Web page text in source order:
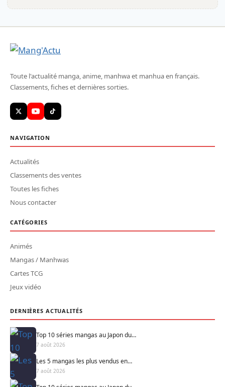
Toute l'actualité manga, anime, manhwa et manhua en français.
Classements, fiches et dernières sorties.
NAVIGATION
Actualités
Classements des ventes
Toutes les fiches
Nous contacter
CATÉGORIES
Animés
Mangas / Manhwas
Cartes TCG
Jeux vidéo
DERNIÈRES ACTUALITÉS
Top 10 séries mangas au Japon du…
7 août 2026
Les 5 mangas les plus vendus en…
7 août 2026